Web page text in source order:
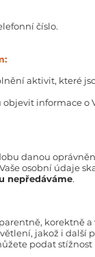
číslo.
aktivit, které
informace o
danou
osobní údaje
nepředáváme.
korektně
jakož i další
podat